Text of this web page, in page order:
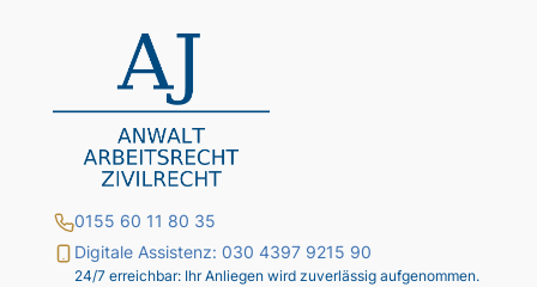
0155 60 11 80 35
Digitale Assistenz: 030 4397 9215 90
24/7 erreichbar: Ihr Anliegen wird zuverlässig aufgenommen.